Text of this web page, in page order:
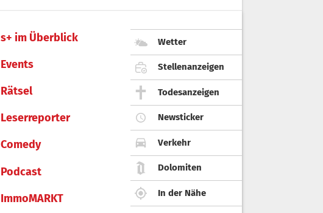
s+ im Überblick
Events
Rätsel
Leserreporter
Comedy
Podcast
ImmoMARKT
Wetter
Stellenanzeigen
Todesanzeigen
Newsticker
Verkehr
Dolomiten
In der Nähe